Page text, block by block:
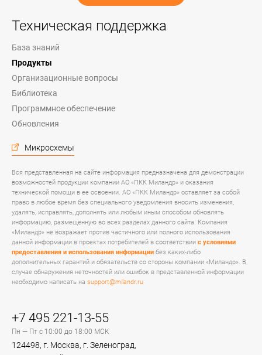
Техническая поддержка
База знаний
Продукты
Организационные вопросы
Библиотека
Программное обеспечение
Обновления
Микросхемы
Вся представленная на сайте информация предназначена для демонстрации
возможностей продукции компании АО «ПКК Миландр» и оказания
технической помощи в ее освоении. АО «ПКК Миландр» оставляет за собой
право в любое время без специального уведомления вносить изменения,
удалять, исправлять, дополнять или любым иным способом обновлять
информацию, размещенную во всех разделах данного сайта. Компания
«Миландр» не возражает против частичного или полного использования
данной информации в проектах потребителей в соответствии с условиями
предоставления и использования информации без каких-либо
дополнительных гарантий и обязательств со стороны компании «Миландр». В
случае обнаружения неточностей или ошибок в представленной информации
необходимо написать на support@milandr.ru
+7 495 221-13-55
Пн — Пт с 10:00 до 18:00 МСК
124498, г. Москва, г. Зеленоград,